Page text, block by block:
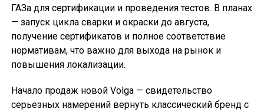
ГАЗа для сертификации и проведения тестов. В планах
— запуск цикла сварки и окраски до августа,
получение сертификатов и полное соответствие
нормативам, что важно для выхода на рынок и
повышения локализации.
Начало продаж новой Volga — свидетельство
серьезных намерений вернуть классический бренд с